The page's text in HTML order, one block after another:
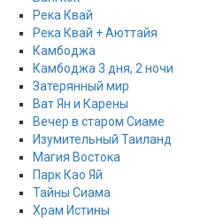
Река Квай
Река Квай + Аюттайя
Камбоджа
Камбоджа 3 дня, 2 ночи
Затерянный мир
Ват Ян и Карены
Вечер в старом Сиаме
Изумительный Таиланд
Магия Востока
Парк Као Яй
Тайны Сиама
Храм Истины